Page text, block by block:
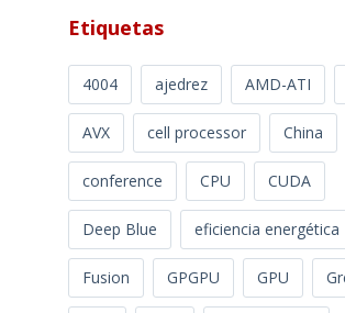
Etiquetas
4004 ajedrez AMD-ATI
AVX cell processor China
conference CPU CUDA
Deep Blue eficiencia energética
Fusion GPGPU GPU